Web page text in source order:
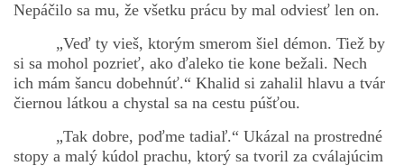
Nepáčilo sa mu, že všetku prácu by mal odviesť len on.
„Veď ty vieš, ktorým smerom šiel démon. Tiež by
si sa mohol pozrieť, ako ďaleko tie kone bežali. Nech
ich mám šancu dobehnúť.“ Khalid si zahalil hlavu a tvár
čiernou látkou a chystal sa na cestu púšťou.
„Tak dobre, poďme tadiaľ.“ Ukázal na prostredné
stopy a malý kúdol prachu, ktorý sa tvoril za cválajúcim